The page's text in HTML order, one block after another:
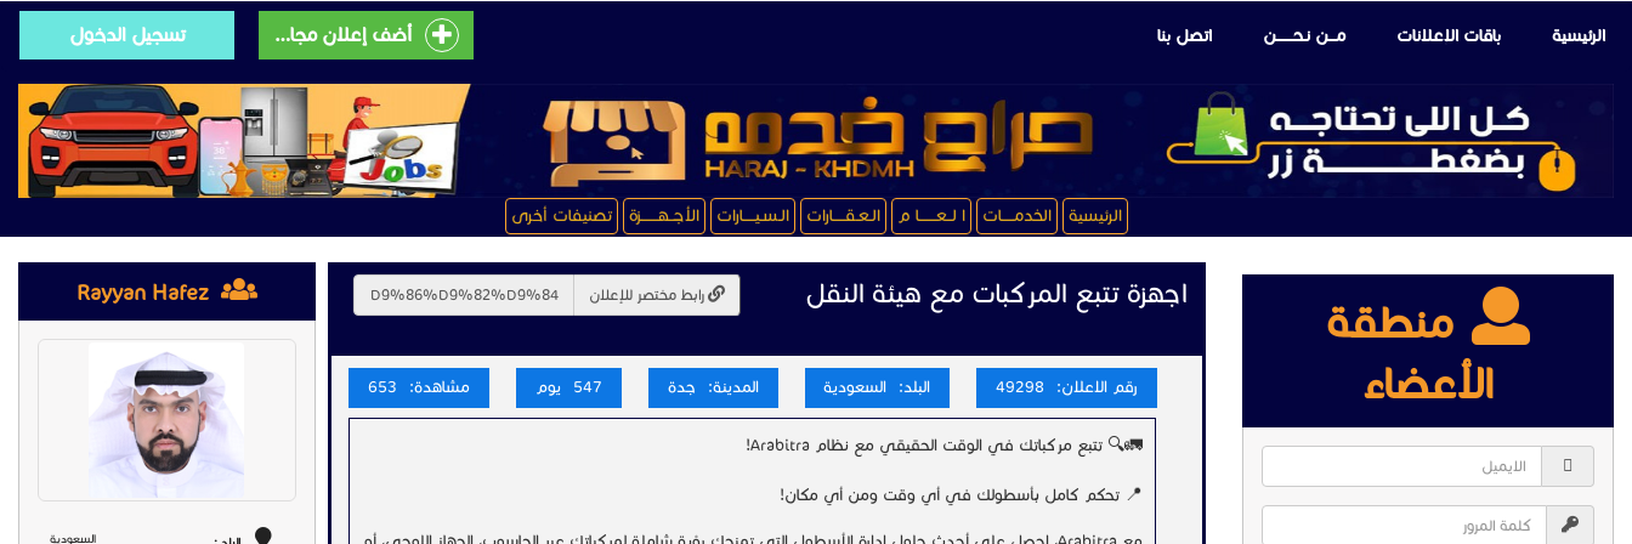
الرئيسية باقات الإعلانات مـــن نـحـــــــن اتصل بنا أضف إعلان مجانى تسجيل الدخول
الرئيسية الخدمـــــات ا لــعـــــــا م الـعـقـــــارات الـسـيـــــارات الأجــهـــــــزة تصنيفات أخرى
منطقة
الأعضاء
اجهزة تتبع المركبات مع هيئة النقل رابط مختصر للإعلان
رقم الاعلان: 49298 البلد: السعودية المدينة: جدة 547 يوم مشاهدة: 653
🚛🔍 تتبع مركباتك في الوقت الحقيقي مع نظام Arabitra!
📍 تحكم كامل بأسطولك في أي وقت ومن أي مكان!
Rayyan Hafez
السعودية